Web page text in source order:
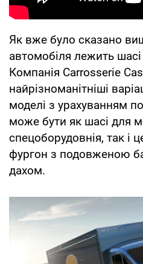
Як вже було сказано
автомобіля лежить
Компанія Carrosserie
найрізноманітніші
моделі з урахуванням
може бути як шасі для
спецоборудовнія, так і
фургон з подовженою
дахом.